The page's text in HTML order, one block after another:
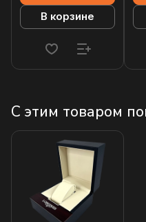
В корзине
С этим товаром